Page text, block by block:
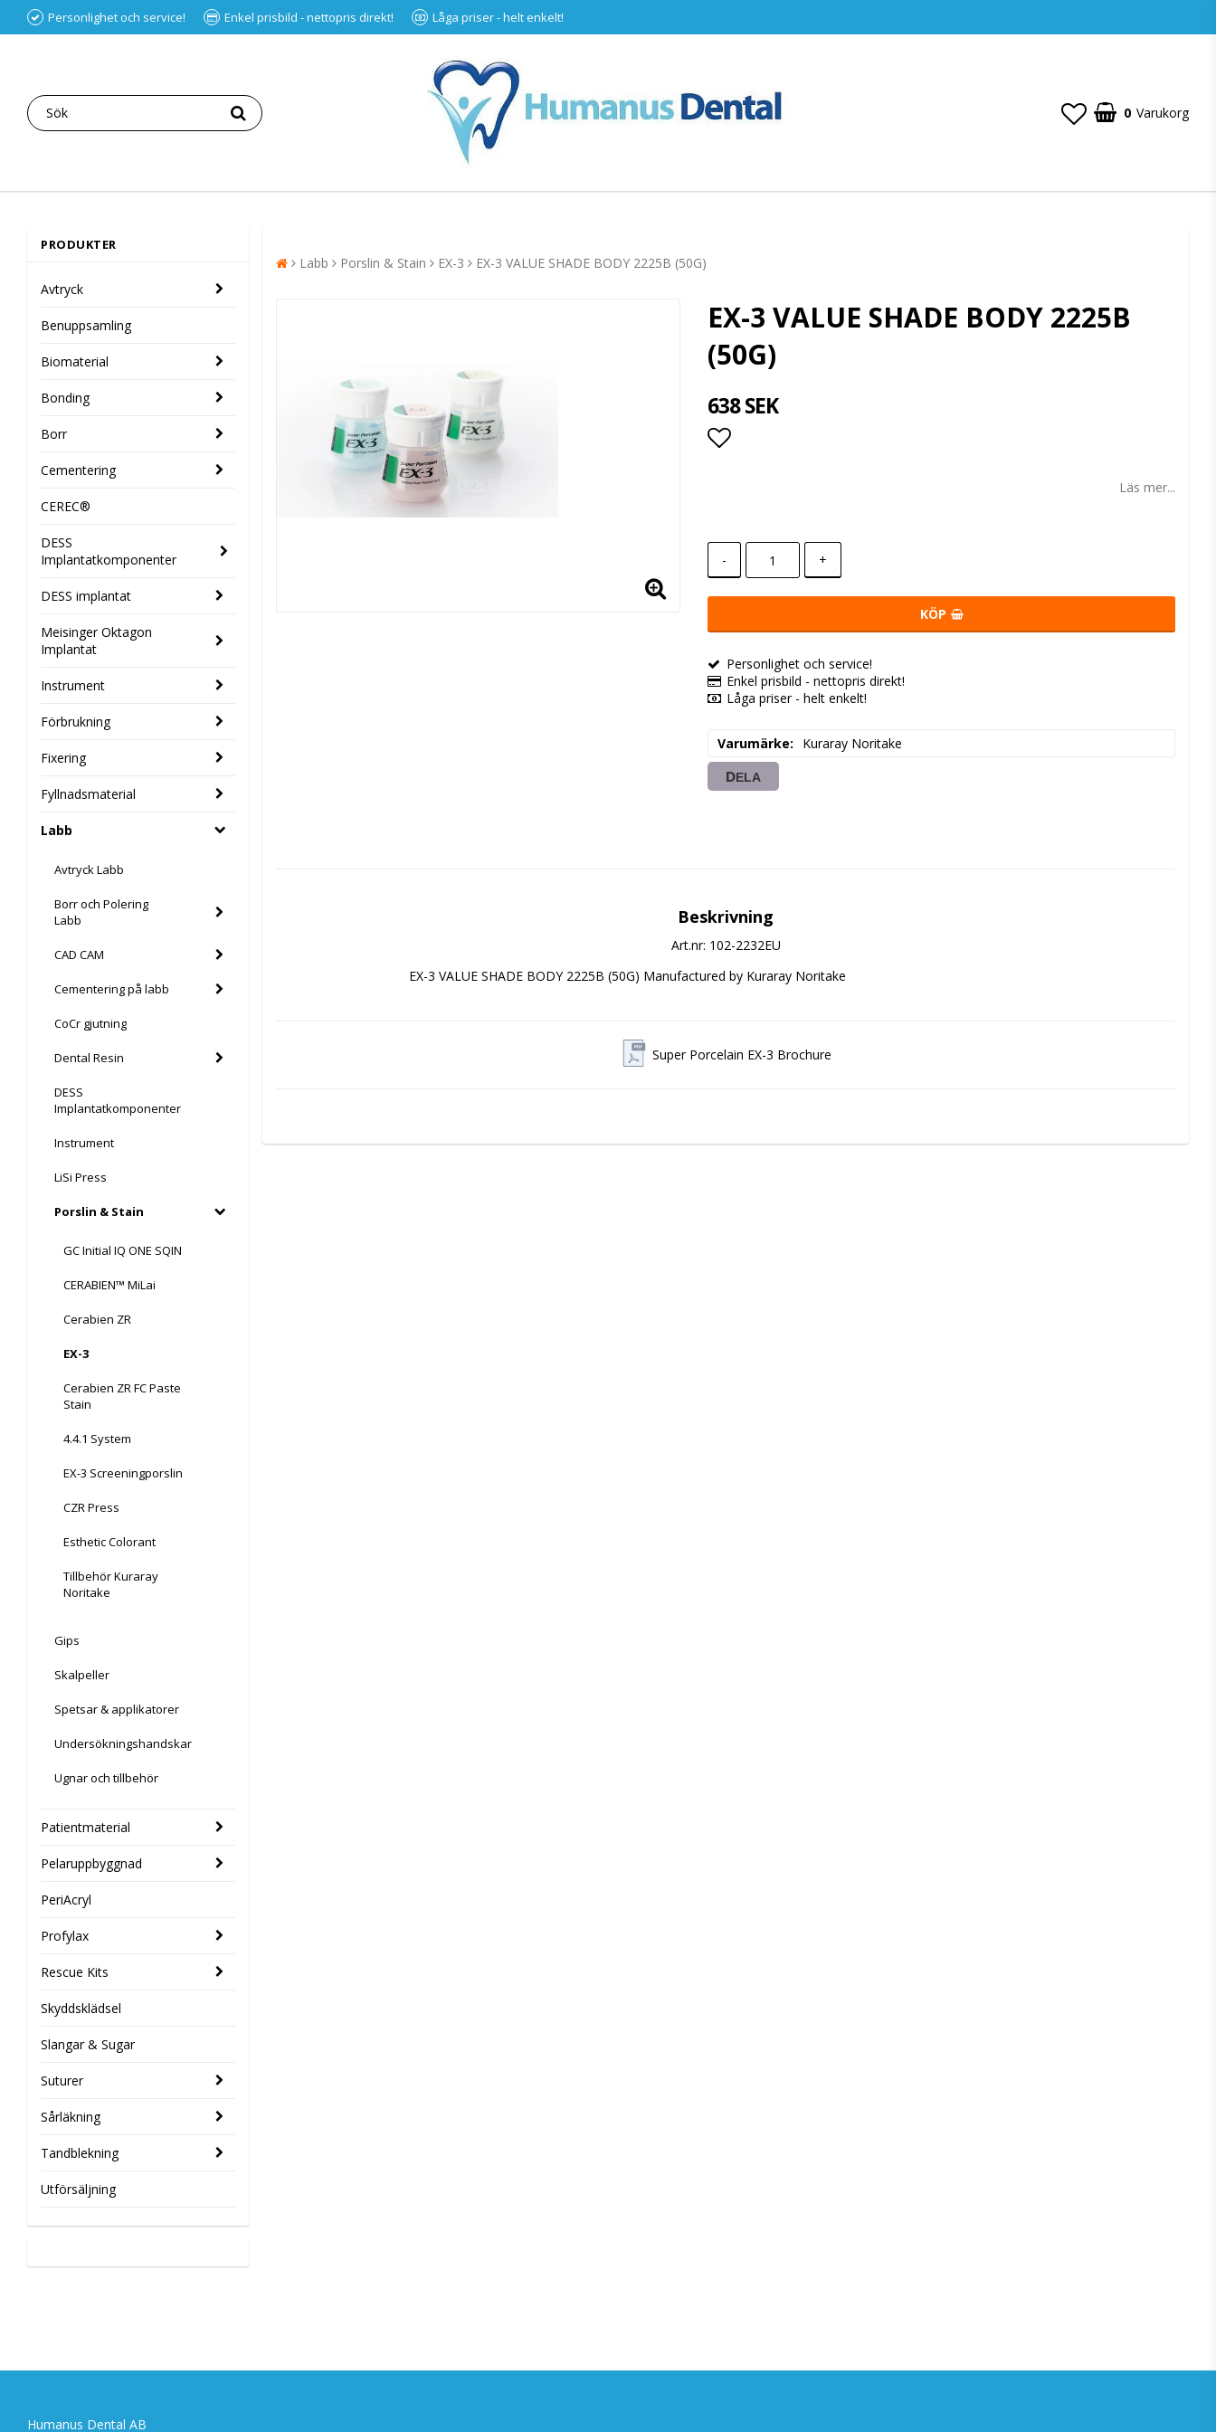
Personlighet och service! Enkel prisbild - nettopris direkt! Låga priser - helt enkelt!
0 Varukorg
PRODUKTER
Avtryck
Benuppsamling
Biomaterial
Bonding
Borr
Cementering
CEREC®
DESS
Implantatkomponenter
DESS implantat
Meisinger Oktagon
Implantat
Instrument
Förbrukning
Fixering
Fyllnadsmaterial
Labb
Avtryck Labb
Borr och Polering
Labb
CAD CAM
Cementering på labb
CoCr gjutning
Dental Resin
DESS
Implantatkomponenter
Instrument
LiSi Press
Porslin & Stain
GC Initial IQ ONE SQIN
CERABIEN™ MiLai
Cerabien ZR
EX-3
Cerabien ZR FC Paste
Stain
4.4.1 System
EX-3 Screeningporslin
CZR Press
Esthetic Colorant
Tillbehör Kuraray
Noritake
Gips
Skalpeller
Spetsar & applikatorer
Undersökningshandskar
Ugnar och tillbehör
Patientmaterial
Pelaruppbyggnad
PeriAcryl
Profylax
Rescue Kits
Skyddsklädsel
Slangar & Sugar
Suturer
Sårläkning
Tandblekning
Utförsäljning
Labb Porslin & Stain EX-3 EX-3 VALUE SHADE BODY 2225B (50G)
EX-3 VALUE SHADE BODY 2225B
(50G)
638 SEK
Läs mer...
- +
KÖP
Personlighet och service!
Enkel prisbild - nettopris direkt!
Låga priser - helt enkelt!
Varumärke Kuraray Noritake
DELA
Beskrivning
Art.nr: 102-2232EU
EX-3 VALUE SHADE BODY 2225B (50G) Manufactured by Kuraray Noritake
Super Porcelain EX-3 Brochure
Humanus Dental AB